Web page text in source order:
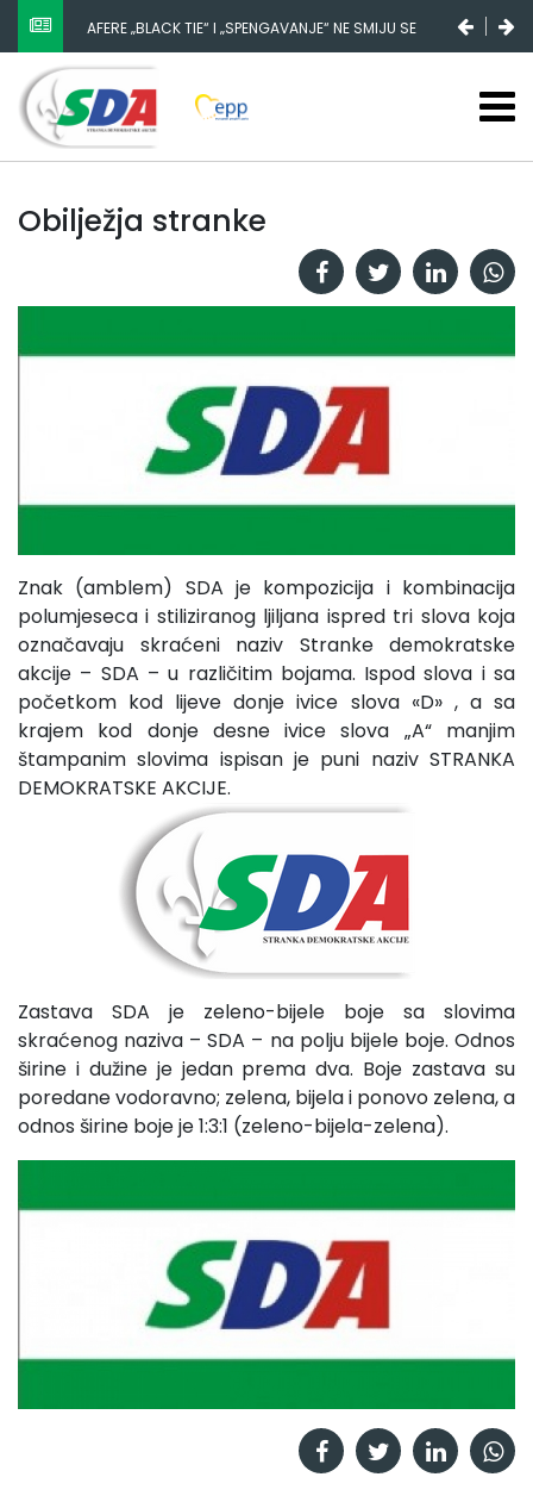
AFERE „BLACK TIE“ I „SPENGAVANJE“ NE SMIJU SE
ZATAŠKATI
Obilježja stranke
Znak (amblem) SDA je kompozicija i kombinacija
polumjeseca i stiliziranog ljiljana ispred tri slova koja
označavaju skraćeni naziv Stranke demokratske
akcije – SDA – u različitim bojama. Ispod slova i sa
početkom kod lijeve donje ivice slova «D» , a sa
krajem kod donje desne ivice slova „A“ manjim
štampanim slovima ispisan je puni naziv STRANKA
DEMOKRATSKE AKCIJE.
Zastava SDA je zeleno-bijele boje sa slovima
skraćenog naziva – SDA – na polju bijele boje. Odnos
širine i dužine je jedan prema dva. Boje zastava su
poredane vodoravno; zelena, bijela i ponovo zelena, a
odnos širine boje je 1:3:1 (zeleno-bijela-zelena).